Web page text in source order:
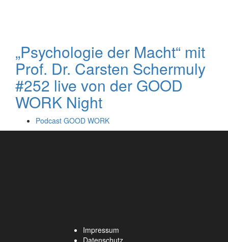
„Psychologie der Macht“ mit
Prof. Dr. Carsten Schermuly
#252 live von der GOOD
WORK Night
Podcast GOOD WORK
Impressum